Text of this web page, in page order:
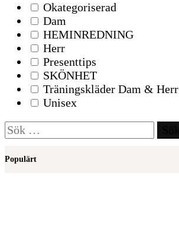
Okategoriserad
Dam
HEMINREDNING
Herr
Presenttips
SKÖNHET
Träningskläder Dam & Herr
Unisex
Sök
efter:
Populärt